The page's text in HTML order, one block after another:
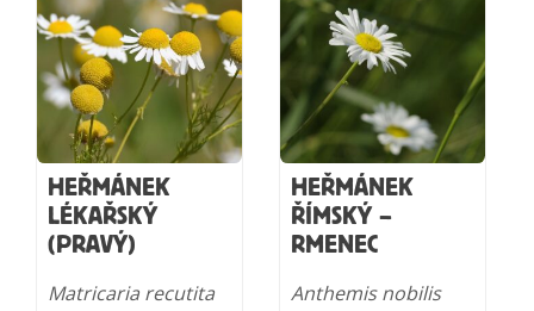
HEŘMÁNEK
LÉKAŘSKÝ
(PRAVÝ)
Matricaria recutita
HEŘMÁNEK
ŘÍMSKÝ –
RMENEC
Anthemis nobilis